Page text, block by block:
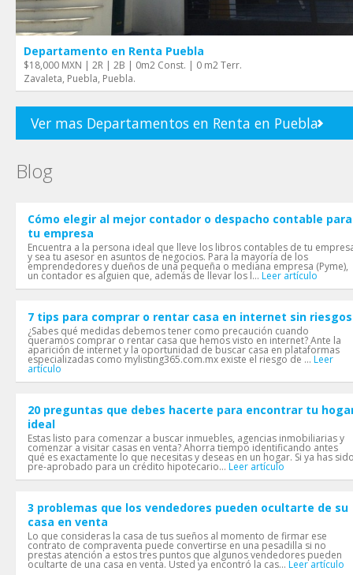
Departamento en Renta Puebla
$18,000 MXN | 2R | 2B | 0m2 Const. | 0 m2 Terr.
Zavaleta, Puebla, Puebla.
Ver mas Departamentos en Renta en Puebla
Blog
Cómo elegir al mejor contador o despacho contable para
tu empresa
Encuentra a la persona ideal que lleve los libros contables de tu
y sea tu asesor en asuntos de negocios. Para la mayoría de los
emprendedores y dueños de una pequeña o mediana empresa (Pyme),
un contador es alguien que, además de llevar los l... Leer artículo
7 tips para comprar o rentar casa en internet sin riesgos
¿Sabes qué medidas debemos tener como precaución cuando
queramos comprar o rentar casa que hemos visto en internet? Ante la
aparición de internet y la oportunidad de buscar casa en plataformas
especializadas como mylisting365.com.mx existe el riesgo de ... Leer
artículo
20 preguntas que debes hacerte para encontrar tu
ideal
Estas listo para comenzar a buscar inmuebles, agencias inmobiliarias y
comenzar a visitar casas en venta? Ahorra tiempo identificando antes
qué es exactamente lo que necesitas y deseas en un hogar. Si ya has
pre-aprobado para un crédito hipotecario... Leer artículo
3 problemas que los vendedores pueden ocultarte de su
casa en venta
Lo que consideras la casa de tus sueños al momento de firmar ese
contrato de compraventa puede convertirse en una pesadilla si no
prestas atención a estos tres puntos que algunos vendedores pueden
ocultarte de una casa en venta. Usted ya encontró la cas... Leer artículo